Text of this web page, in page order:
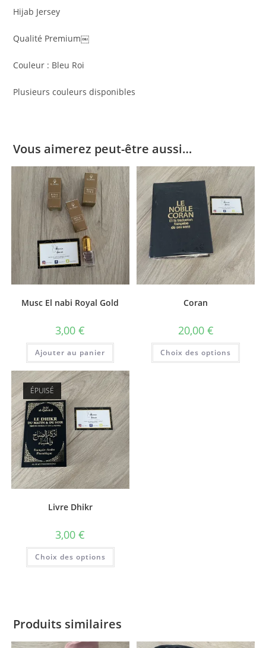
Hijab Jersey
Qualité Premium￼
Couleur : Bleu Roi
Plusieurs couleurs disponibles
Vous aimerez peut-être aussi…
Musc El nabi Royal Gold
3,00€
Ajouter au panier
Coran
20,00 €
Choix des options
ÉPUISÉ
Livre Dhikr
3,00€
Choix des options
Produits similaires